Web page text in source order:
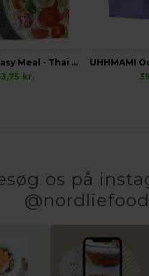
UHHMAMI Easy Meal - Thai Kit, Økologisk
kr.
os på
@nordliefood